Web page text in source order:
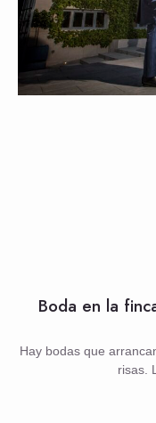
Boda en la
Hay bodas que
risas.